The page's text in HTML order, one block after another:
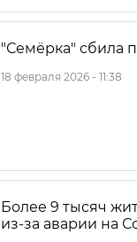
"Семёрка" сбила
18 февраля 2026 - 11:38
Более 9 тысяч
из-за аварии на